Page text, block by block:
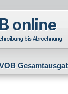
VOB